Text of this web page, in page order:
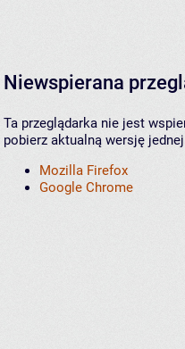
Niewspierana
Ta przeglądarka nie jest
pobierz aktualną wersję
Mozilla Firefox
Google Chrome